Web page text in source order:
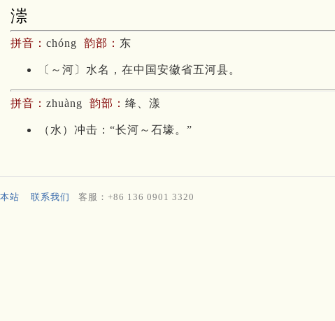
漴
拼音： chóng 韵部： 东
〔～河〕水名，在中国安徽省五河县。
拼音： zhuàng 韵部： 绛、漾
（水）冲击：“长河～石壕。”
站 联系我们 客服：+86 136 0901 3320